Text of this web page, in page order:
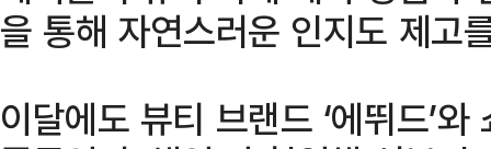
을 통해 자연스러운 인지도 제고
이달에도 뷰티 브랜드 ‘에뛰드’